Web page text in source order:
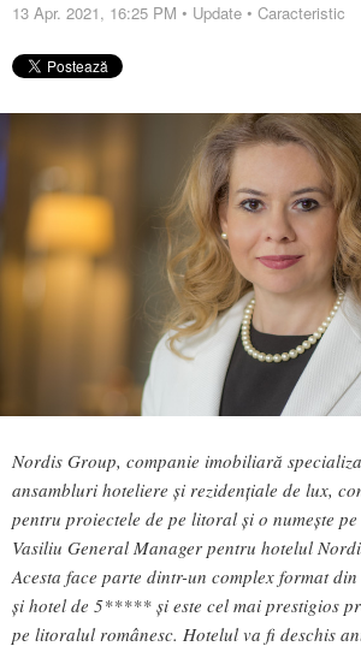
13 Apr. 2021, 16:25 PM • Update • Caracteristic
Nordis Group, companie imobiliară
ansambluri hoteliere și rezidențiale de lux,
pentru proiectele de pe litoral și o numește
Vasiliu General Manager pentru hotelul
Acesta face parte dintr-un complex format
și hotel de 5***** și este cel mai prestigios
pe litoralul românesc. Hotelul va fi deschis